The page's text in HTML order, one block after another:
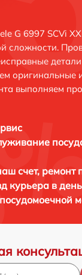
G 6997 SCVi
сложности.
выполняем
счет, ремонт
курьера в
посудомоечной